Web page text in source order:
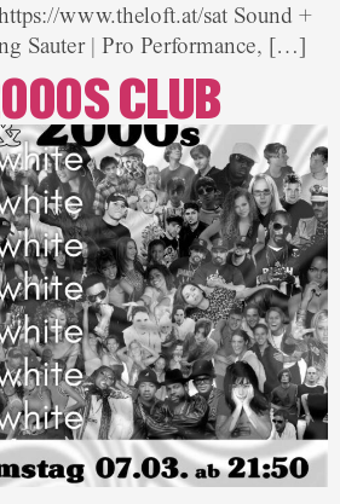
www.theloft.at/sat Sound +
Sauter | Pro Performance, […]
CLUB